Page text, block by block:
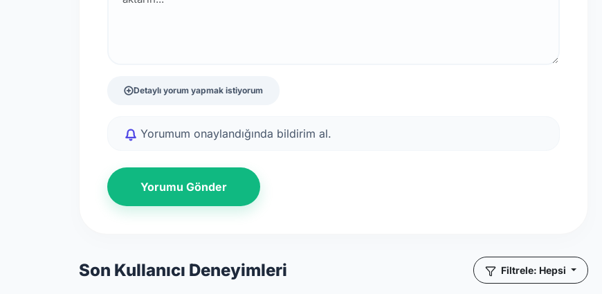
Detaylı yorum yapmak istiyorum
Yorumum onaylandığında bildirim al.
Yorumu Gönder
Son Kullanıcı Deneyimleri Filtrele: Hepsi